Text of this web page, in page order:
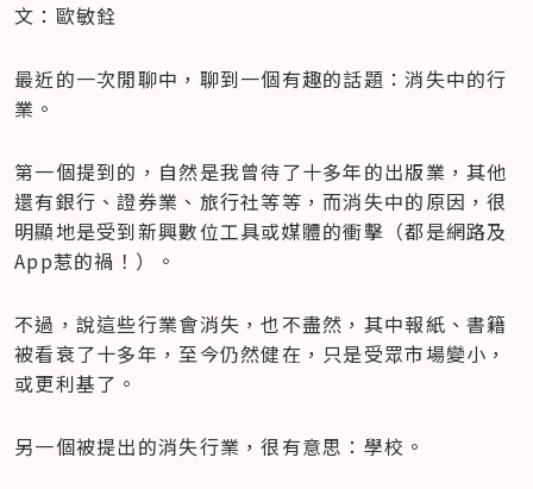
文：歐敏銓
最近的一次閒聊中，聊到一個有趣的話題：消失中的行
業。
第一個提到的，自然是我曾待了十多年的出版業，其他
還有銀行、證券業、旅行社等等，而消失中的原因，很
明顯地是受到新興數位工具或媒體的衝擊（都是網路及
App惹的禍！）。
不過，說這些行業會消失，也不盡然，其中報紙、書籍
被看衰了十多年，至今仍然健在，只是受眾市場變小，
或更利基了。
另一個被提出的消失行業，很有意思：學校。